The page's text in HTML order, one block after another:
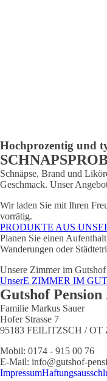
Hochprozentig und
Schnäpse, Brand und
Geschmack. Unser
Wir laden Sie mit Ihren
vorrätig.
PRODUKTE AUS
Planen Sie einen
Wanderungen oder
Unsere Zimmer im
UnserE ZIMMER IM
Gutshof
Familie Markus Sauer
Hofer Strasse 7
95183 FEILITZSCH / OT
Mobil: 0174 - 915 00 76
E-Mail: info@gutshof-
Impressum